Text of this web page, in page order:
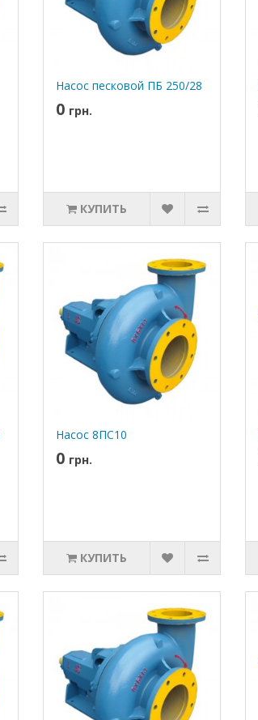
Насос песковой ПБ 250/28
0 грн.
КУПИТЬ
Насос 8ПС10
0 грн.
КУПИТЬ